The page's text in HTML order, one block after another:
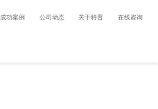
成功案例 公司动态 关于特普 在线咨询